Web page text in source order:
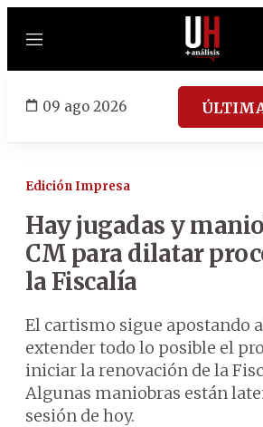
Menú
09 ago 2026
Edición Impresa
Hay jugadas y
CM para dilatar
la Fiscalía
El cartismo sigue apostando
extender todo lo posible el
iniciar la renovación de la
Algunas maniobras están
sesión de hoy.